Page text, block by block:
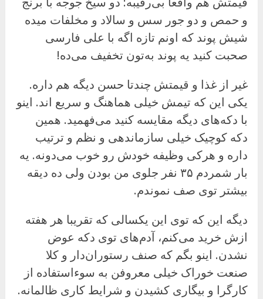
و حمص و دو جور سس و سالاد و مخلفات میده
شیش پوند که اونم تازه اگه با علی فارسی
صحبت کنید یه پوند به‌تون تخفیف می‌ده!
غیر از غذا و قیمتش چندتا حسن دیگه هم داره.
یکی این که تیمش خیلی هماهنگ و سریع اند. اینو
با دکه‌های دیگه مقایسه کنید می‌فهمید. همین
دکه کوچیک خیلی سازماندهی و نظم و ترتیب
داره و هرکی وظیفه خودش رو خوب می‌دونه. یه
بار شمردم ۳۵ نفر جلوی من بودن ولی ده دیقه
بیشتر توی صف نموندم.
دیگه این که توی این یکسالی که تقریبا هر هفته
ازش خرید می‌کنم، آدم‌های توی دکه عوض
نشدن. اینو بگم که صنف رستوران‌دار و کلا
صنعت خوراک خیلی معروفن به سوءاستفاده از
کارگرا و بیگاری کشیدن و شرایط کاری ظالمانه.